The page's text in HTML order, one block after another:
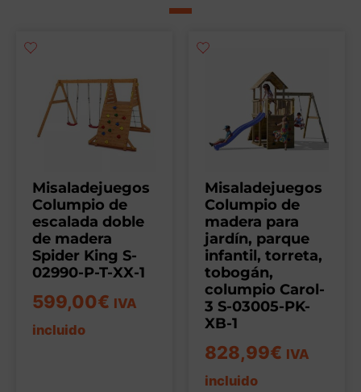
Misaladejuegos
Columpio de
escalada doble
de madera
Spider King S-
02990-P-T-XX-1
599,00€ IVA
incluido
Misaladejuegos
Columpio de
madera para
jardín, parque
infantil, torreta,
tobogán,
columpio Carol-
3 S-03005-PK-
XB-1
828,99€ IVA
incluido